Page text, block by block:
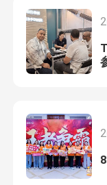
わたしたち に
品質管理
連絡 ください